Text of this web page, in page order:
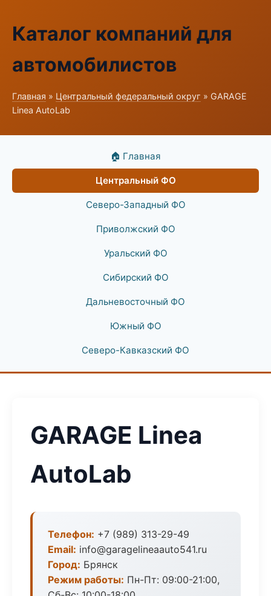
Каталог компаний для
автомобилистов
Главная » Центральный федеральный округ » GARAGE
Linea AutoLab
🏠 Главная
Центральный ФО
Северо-Западный ФО
Приволжский ФО
Уральский ФО
Сибирский ФО
Дальневосточный ФО
Южный ФО
Северо-Кавказский ФО
GARAGE Linea
AutoLab
Телефон: +7 (989) 313-29-49
Email: info@garagelineaauto541.ru
Город: Брянск
Режим работы: Пн-Пт: 09:00-21:00,